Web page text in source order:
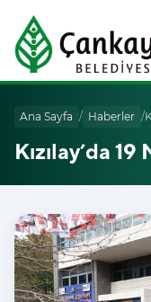
Ana Sayfa / Haberler /
Kızılay’da